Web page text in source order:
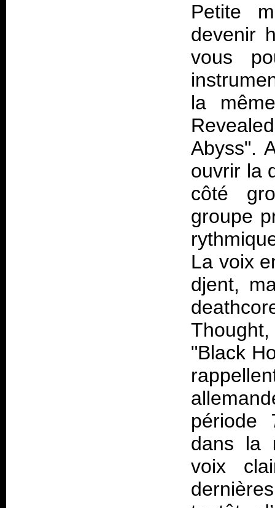
Petite
devenir
vous
la
Abyss".
ouvrir la
côté
groupe
La voix
djent,
"Black
période
dans la
voix